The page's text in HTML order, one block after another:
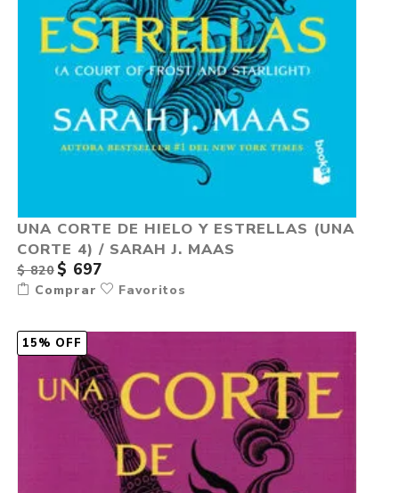
UNA CORTE DE HIELO Y ESTRELLAS (UNA
CORTE 4) / SARAH J. MAAS
$ 820 $ 697
Comprar Favoritos
15% OFF